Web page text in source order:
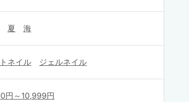
夏 海
ネイル ジェルネイル
円～10,999円